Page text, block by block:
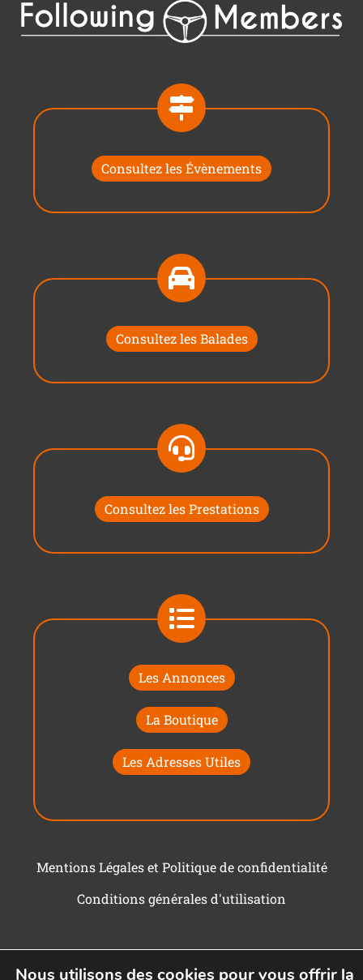
Consultez les Évènements
Consultez les Balades
Consultez les Prestations
Les Annonces
La Boutique
Les Adresses Utiles
Mentions Légales et Politique de confidentialité
Conditions générales d'utilisation
Nous utilisons des cookies pour vous offrir la